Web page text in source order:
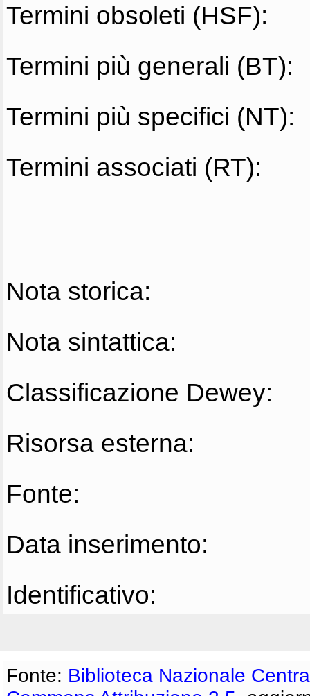
Termini obsoleti (HSF):
Termini più generali (BT):
Termini più specifici (NT):
Termini associati (RT):
Nota storica:
Nota sintattica:
Classificazione Dewey:
Risorsa esterna:
Fonte:
Data inserimento:
Identificativo:
Fonte: Biblioteca Nazionale